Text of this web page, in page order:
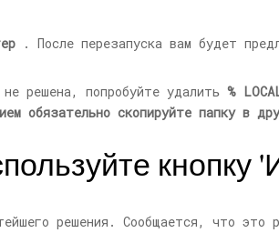
. После перезапуска вам будет
решена, попробуйте удалить %
обязательно скопируйте папку в
кнопку
решения. Сообщается, что это